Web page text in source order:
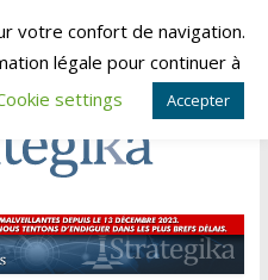
7, 2026
votre confort de navigation.
légale pour continuer à
settings Accepter